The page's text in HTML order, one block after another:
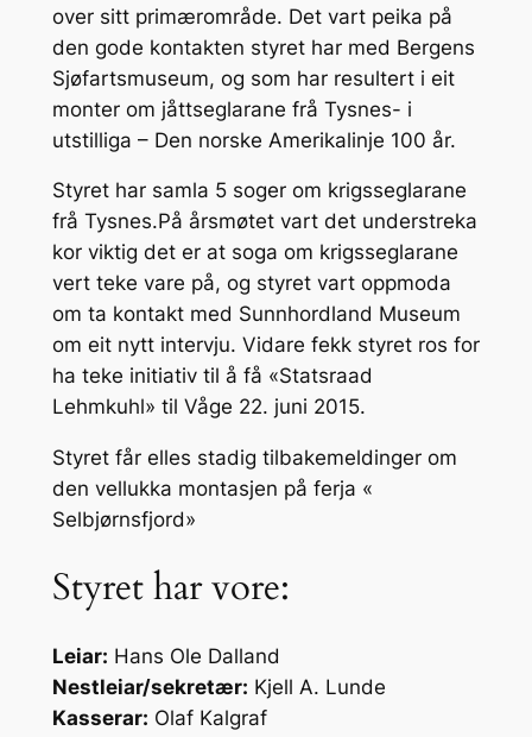
over sitt primærområde. Det vart peika på
den gode kontakten styret har med Bergens
Sjøfartsmuseum, og som har resultert i eit
monter om jåttseglarane frå Tysnes- i
utstilliga – Den norske Amerikalinje 100 år.
Styret har samla 5 soger om krigsseglarane
frå Tysnes.På årsmøtet vart det understreka
kor viktig det er at soga om krigsseglarane
vert teke vare på, og styret vart oppmoda
om ta kontakt med Sunnhordland Museum
om eit nytt intervju. Vidare fekk styret ros for
ha teke initiativ til å få «Statsraad
Lehmkuhl» til Våge 22. juni 2015.
Styret får elles stadig tilbakemeldinger om
den vellukka montasjen på ferja «
Selbjørnsfjord»
Styret har vore:
Leiar: Hans Ole Dalland
Nestleiar/sekretær: Kjell A. Lunde
Kasserar: Olaf Kalgraf